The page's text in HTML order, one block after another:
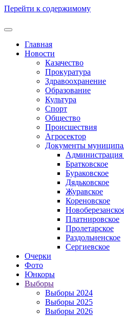
Перейти к содержимому
Главная
Новости
Казачество
Прокуратура
Здравоохранение
Образование
Культура
Спорт
Общество
Происшествия
Агросектор
Документы
Братковское
Бураковское
Дядьковское
Журавское
Кореновское
Платнировское
Пролетарское
Раздольненское
Сергиевское
Очерки
Фото
Юнкоры
Выборы
Выборы 2024
Выборы 2025
Выборы 2026